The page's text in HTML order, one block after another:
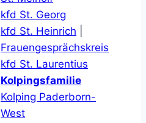
kfd St. Georg
kfd St. Heinrich
Frauengesprächskreis
kfd St. Laurentius
Kolpingsfamilie
Kolping Paderborn-
West